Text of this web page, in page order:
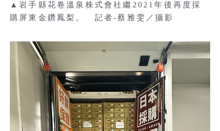
▲岩手縣花卷溫泉株式會社繼2021年後再度採
購屏東金鑽鳳梨。 記者-蔡雅雯／攝影